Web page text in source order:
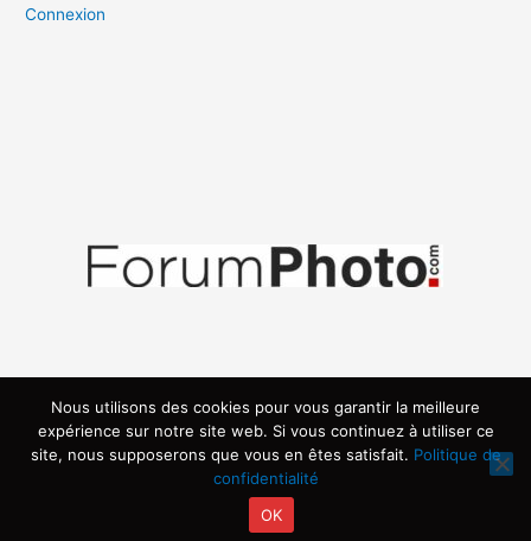
Connexion
Copyright © 2026 | Propulsé par ARVIA
Nous utilisons des cookies pour vous garantir la meilleure
expérience sur notre site web. Si vous continuez à utiliser ce
site, nous supposerons que vous en êtes satisfait. Politique de
confidentialité
OK